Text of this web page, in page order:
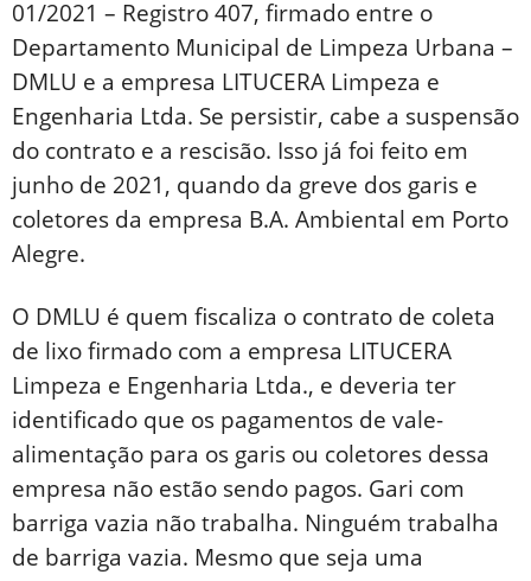
01/2021 – Registro 407, firmado entre o
Departamento Municipal de Limpeza Urbana –
DMLU e a empresa LITUCERA Limpeza e
Engenharia Ltda. Se persistir, cabe a suspensão
do contrato e a rescisão. Isso já foi feito em
junho de 2021, quando da greve dos garis e
coletores da empresa B.A. Ambiental em Porto
Alegre.
O DMLU é quem fiscaliza o contrato de coleta
de lixo firmado com a empresa LITUCERA
Limpeza e Engenharia Ltda., e deveria ter
identificado que os pagamentos de vale-
alimentação para os garis ou coletores dessa
empresa não estão sendo pagos. Gari com
barriga vazia não trabalha. Ninguém trabalha
de barriga vazia. Mesmo que seja uma